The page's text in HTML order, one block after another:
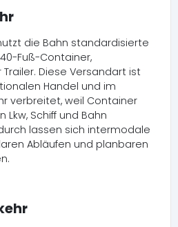
die Bahn standardisierte
Fuß-Container,
Diese Versandart ist
Handel und im
verbreitet, weil Container
Lkw, Schiff und Bahn
lassen sich intermodale
Abläufen und planbaren